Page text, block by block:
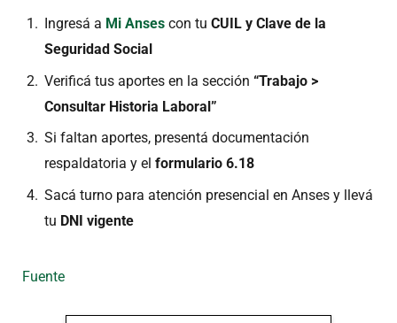
Ingresá a Mi Anses con tu CUIL y Clave de la
Seguridad Social
Verificá tus aportes en la sección “Trabajo >
Consultar Historia Laboral”
Si faltan aportes, presentá documentación
respaldatoria y el formulario 6.18
Sacá turno para atención presencial en Anses y llevá
tu DNI vigente
Fuente